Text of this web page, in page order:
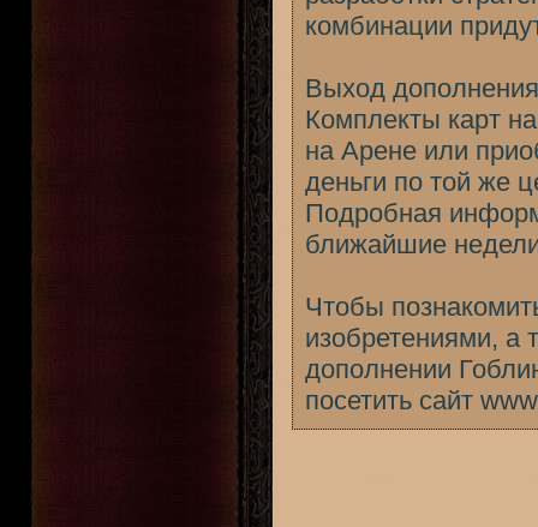
комбинации
Выход
Комплекты карт
на Арене или
деньги по той же
Подробная
ближайшие
Чтобы
изобретениями, а
дополнении
посетить сайт